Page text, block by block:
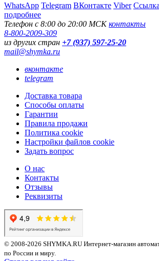
WhatsApp Telegram ВКонтакте Viber Ссылка
подробнее
Телефон с 8:00 до 20:00 МСКконтакты
8-800-2009-309
из других стран +7 (937) 597-25-20
mail@shymka.ru
вконтакте
telegram
Доставка товара
Способы оплаты
Гарантии
Правила продажи
Политика cookie
Настройки файлов cookie
Задать вопрос
О нас
Контакты
Отзывы
Реквизиты
© 2008-2026 SHYMKA.RU Интернет-магазин
по России и миру.